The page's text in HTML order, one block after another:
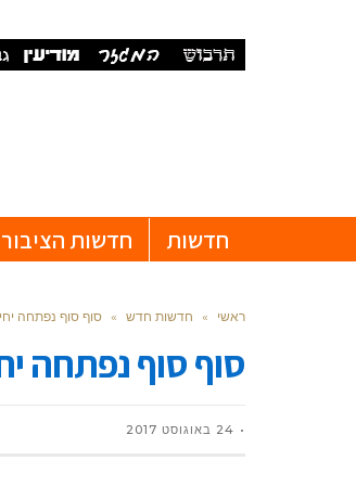
חדשות חדשות
ראשי » חדשות חדש » סוף סוף נפתחה
סוף סוף נפתחה
24 באוגוסט 2017